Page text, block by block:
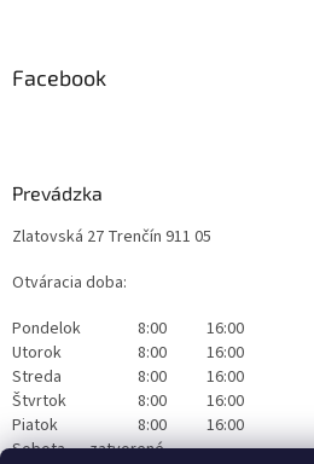
Facebook
Prevádzka
Zlatovská 27 Trenčín 911 05
Otváracia doba:
Pondelok
8:00
16:00
Utorok
8:00
16:00
Streda
8:00
16:00
Štvrtok
8:00
16:00
Piatok
8:00
16:00
Sobota
zatvorené